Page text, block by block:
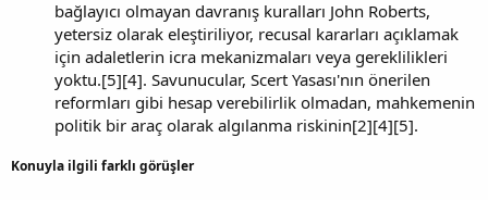
bağlayıcı olmayan davranış kuralları John Roberts,
yetersiz olarak eleştiriliyor, recusal kararları açıklamak
için adaletlerin icra mekanizmaları veya gereklilikleri
yoktu.[5][4]. Savunucular, Scert Yasası'nın önerilen
reformları gibi hesap verebilirlik olmadan, mahkemenin
politik bir araç olarak algılanma riskinin[2][4][5].
Konuyla ilgili farklı görüşler